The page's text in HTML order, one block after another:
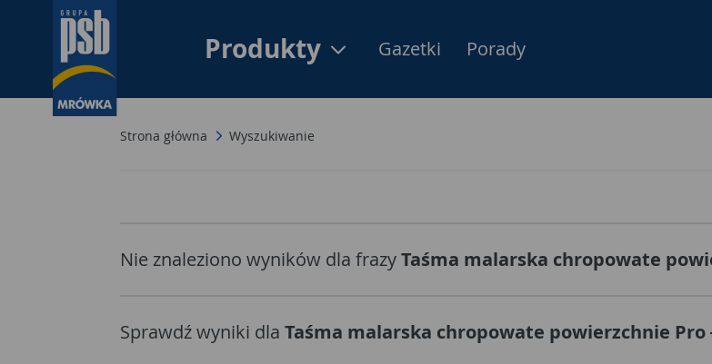
Produkty Menu
Gazetki Porady
Strona główna Wyszukiwanie
Nie znaleziono wyników dla frazyTaśma malarska chropowate
Sprawdź wyniki dla Taśma malarska chropowate powierzchnie Pro